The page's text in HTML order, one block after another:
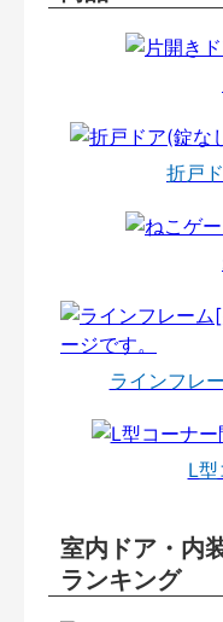
折戸
ラインフレ
L
室内ドア・内
ランキング